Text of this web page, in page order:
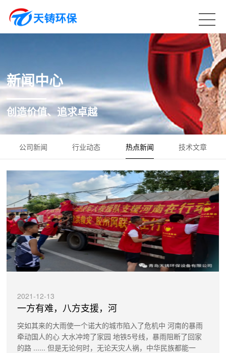
新闻中心
创造价值、追求卓越
公司新闻 行业动态 热点新闻 技术文章
2021-12-13
一方有难，八方支援，河
突如其来的大雨使一个诺大的城市陷入了危机中 河南的暴雨
牵动国人的心 大水冲垮了家园 地铁5号线，暴雨阻断了回家
的路 ...... 但是无论何时，无论天灾人祸，中华民族都能一